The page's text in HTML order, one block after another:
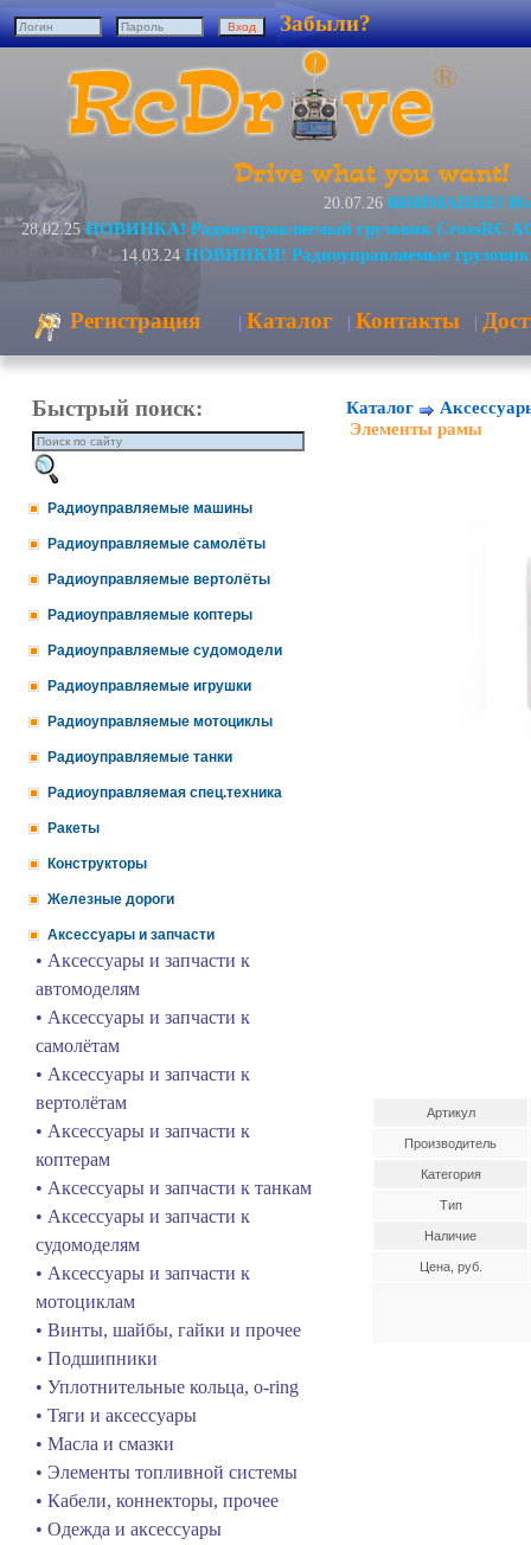
Забыли?
20.07.26 ВНИМАНИЕ!
28.02.25 НОВИНКА! Радиоуправляемый грузовик CrossRC
14.03.24 НОВИНКИ! Радиоуправляемые
Регистрация | Каталог | Контакты |
Быстрый поиск:
Радиоуправляемые машины
Радиоуправляемые самолёты
Радиоуправляемые вертолёты
Радиоуправляемые коптеры
Радиоуправляемые судомодели
Радиоуправляемые игрушки
Радиоуправляемые мотоциклы
Радиоуправляемые танки
Радиоуправляемая спец.техника
Ракеты
Конструкторы
Железные дороги
Аксессуары и запчасти
• Аксессуары и запчасти к
автомоделям
• Аксессуары и запчасти к
самолётам
• Аксессуары и запчасти к
вертолётам
• Аксессуары и запчасти к
коптерам
• Аксессуары и запчасти к танкам
• Аксессуары и запчасти к
судомоделям
• Аксессуары и запчасти к
мотоциклам
• Винты, шайбы, гайки и прочее
• Подшипники
• Уплотнительные кольца, o-ring
• Тяги и аксессуары
• Масла и смазки
• Элементы топливной системы
• Кабели, коннекторы, прочее
• Одежда и аксессуары
Каталог
Элементы рамы
Артикул
Производитель
Категория
Тип
Наличие
Цена, руб.